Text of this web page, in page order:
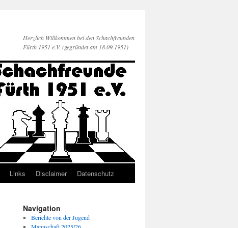
Herzlich Willkommen bei den Schachfreunden
Fürth 1951 e.V. (gegründet am 18.09.1951)
Links Disclaimer Datenschutz
Navigation
Berichte von der Jugend